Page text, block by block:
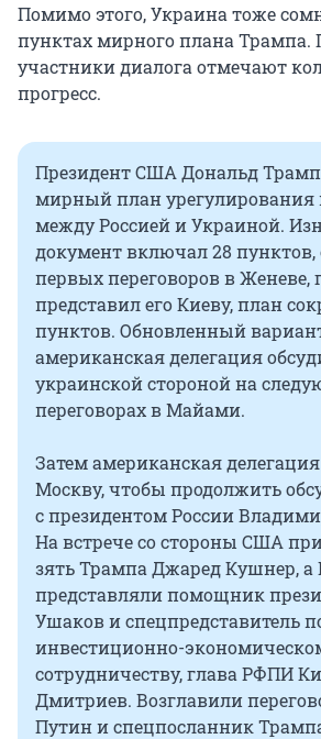
Помимо этого, Украина тоже
пунктах мирного плана Трампа.
участники диалога отмечают
прогресс.
Президент США Дональд Трамп
мирный план урегулирования
между Россией и Украиной.
документ включал 28 пунктов,
первых переговоров в Женеве,
представил его Киеву, план
пунктов. Обновленный
американская делегация
украинской стороной на
переговорах в Майами.
Затем американская
Москву, чтобы продолжить
с президентом России
На встрече со стороны США
зять Трампа Джаред Кушнер, а
представляли помощник
Ушаков и спецпредставитель
инвестиционно-
сотрудничеству, глава РФПИ
Дмитриев. Возглавили
Путин и спецпосланник